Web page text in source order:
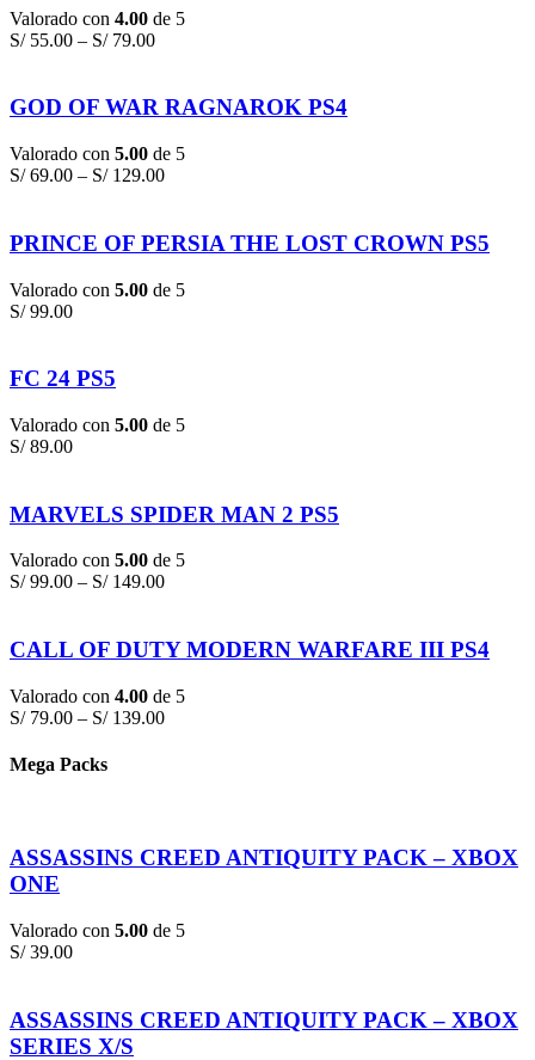
Valorado con 4.00 de 5
S/55.00 – S/79.00
GOD OF WAR RAGNAROK PS4
Valorado con 5.00 de 5
S/69.00 – S/129.00
PRINCE OF PERSIA THE LOST CROWN PS5
Valorado con 5.00 de 5
S/99.00
FC 24 PS5
Valorado con 5.00 de 5
S/89.00
MARVELS SPIDER MAN 2 PS5
Valorado con 5.00 de 5
S/99.00 – S/149.00
CALL OF DUTY MODERN WARFARE III PS4
Valorado con 4.00 de 5
S/79.00 – S/139.00
Mega Packs
ASSASSINS CREED ANTIQUITY PACK – XBOX
ONE
Valorado con 5.00 de 5
S/39.00
ASSASSINS CREED ANTIQUITY PACK – XBOX
SERIES X/S